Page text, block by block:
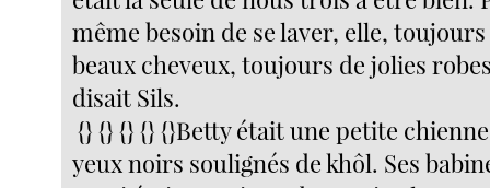
même besoin de se laver, elle,
beaux cheveux, toujours de jolies
disait Sils.
{} {} {} {} {}Betty était une petite
yeux noirs soulignés de khôl. Ses